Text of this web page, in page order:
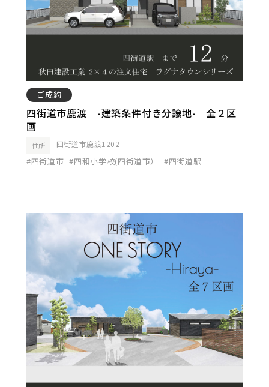
ご成約
四街道市鹿渡 -建築条件付き分譲地- 全２区
画
住所 四街道市鹿渡1202
#四街道市 #四和小学校(四街道市） #四街道駅